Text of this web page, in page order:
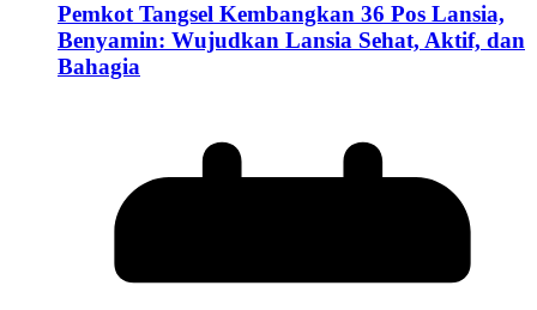
Pemkot Tangsel Kembangkan 36 Pos Lansia,
Benyamin: Wujudkan Lansia Sehat, Aktif, dan
Bahagia